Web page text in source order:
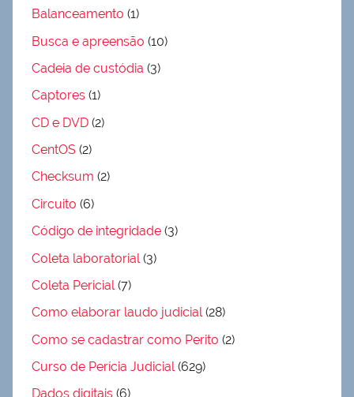
Balanceamento (1)
Busca e apreensão (10)
Cadeia de custódia (3)
Captores (1)
CD e DVD (2)
CentOS (2)
Checksum (2)
Circuito (6)
Código de integridade (3)
Coleta laboratorial (3)
Coleta Pericial(7)
Como elaborar laudo judicial(28)
Como se cadastrar como Perito (2)
Curso de Perícia Judicial(629)
Dados digitais (6)